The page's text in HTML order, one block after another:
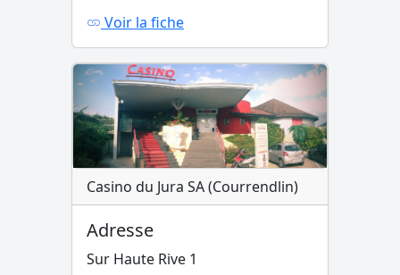
Voir la fiche
Casino du Jura SA (Courrendlin)
Adresse
Sur Haute Rive 1